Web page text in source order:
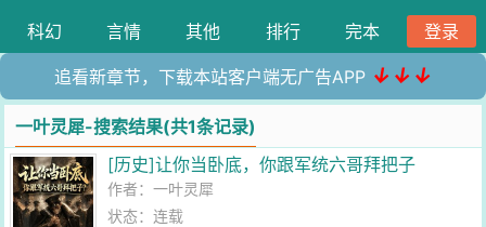
科幻
言情 其他 排行 完本 登录
追看新章节，下载本站客户端无广告APP ↓↓↓
一叶灵犀-搜索结果(共1条记录)
[历史]让你当卧底，你跟军统六哥拜把子
作者：一叶灵犀
状态：连载